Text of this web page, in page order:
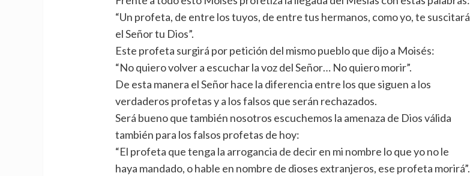
“Un profeta, de entre los tuyos, de entre tus hermanos, como yo, te suscitará
el Señor tu Dios”.
Este profeta surgirá por petición del mismo pueblo que dijo a Moisés:
“No quiero volver a escuchar la voz del Señor… No quiero morir”.
De esta manera el Señor hace la diferencia entre los que siguen a los
verdaderos profetas y a los falsos que serán rechazados.
Será bueno que también nosotros escuchemos la amenaza de Dios válida
también para los falsos profetas de hoy:
“El profeta que tenga la arrogancia de decir en mi nombre lo que yo no le
haya mandado, o hable en nombre de dioses extranjeros, ese profeta morirá”.